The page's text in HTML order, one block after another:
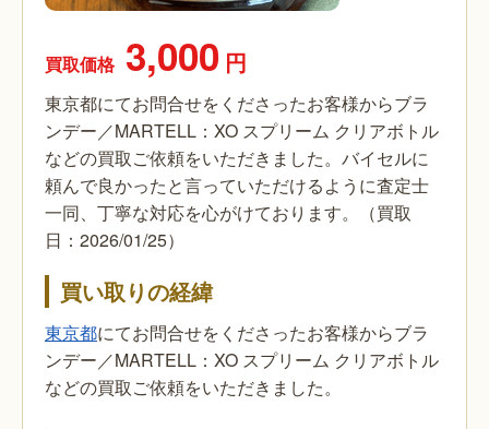
買取価格 3,000 円
東京都にてお問合せをくださったお客様からブラ
ンデー／MARTELL：XO スプリーム クリアボトル
などの買取ご依頼をいただきました。バイセルに
頼んで良かったと言っていただけるように査定士
一同、丁寧な対応を心がけております。（買取
日：2026/01/25）
買い取りの経緯
東京都にてお問合せをくださったお客様からブラ
ンデー／MARTELL：XO スプリーム クリアボトル
などの買取ご依頼をいただきました。